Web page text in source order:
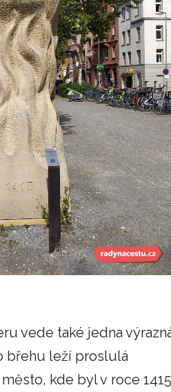
vede také jedna
břehu leží proslulá
kde byl v roce 1415